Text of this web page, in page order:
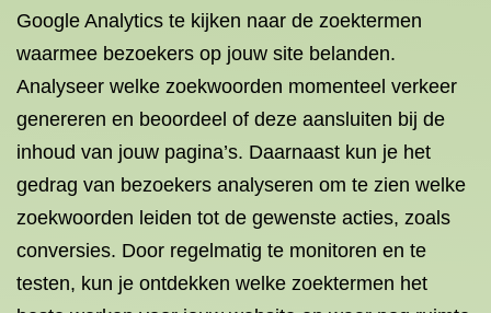
Google Analytics te kijken naar de zoektermen
waarmee bezoekers op jouw site belanden.
Analyseer welke zoekwoorden momenteel verkeer
genereren en beoordeel of deze aansluiten bij de
inhoud van jouw pagina’s. Daarnaast kun je het
gedrag van bezoekers analyseren om te zien welke
zoekwoorden leiden tot de gewenste acties, zoals
conversies. Door regelmatig te monitoren en te
testen, kun je ontdekken welke zoektermen het